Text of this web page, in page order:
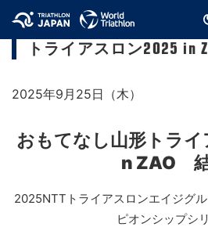
【2025エイジNCS SP/
トライアスロン2025 in
2025年9月25日（木）
おもてなし⼭形トラ
n ZAO
2025NTTトライアスロンエイジグ
ピオンシップシ